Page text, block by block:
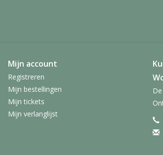
Mijn account
Registreren
Mijn bestellingen
Mijn tickets
Mijn verlanglijst